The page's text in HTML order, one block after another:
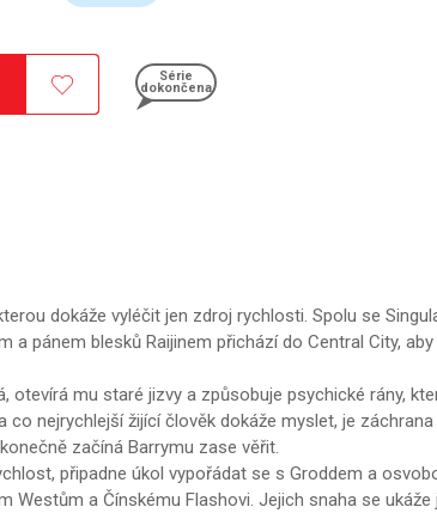
Série
dokončena
dokáže vyléčit jen zdroj rychlosti. Spolu se
a pánem blesků Raijinem přichází do Central City, aby
otevírá mu staré jizvy a způsobuje psychické rány,
co nejrychlejší žijící člověk dokáže myslet, je
začíná Barrymu zase věřit.
připadne úkol vypořádat se s Groddem a
Westům a Čínskému Flashovi. Jejich snaha se ukáže